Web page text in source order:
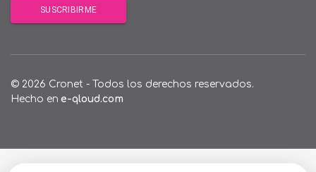
© 2026 Cronet - Todos los derechos reservados.
Hecho en e-qloud.com